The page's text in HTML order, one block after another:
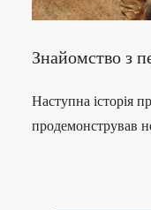
Знайомство з
Наступна історія
продемонстрував